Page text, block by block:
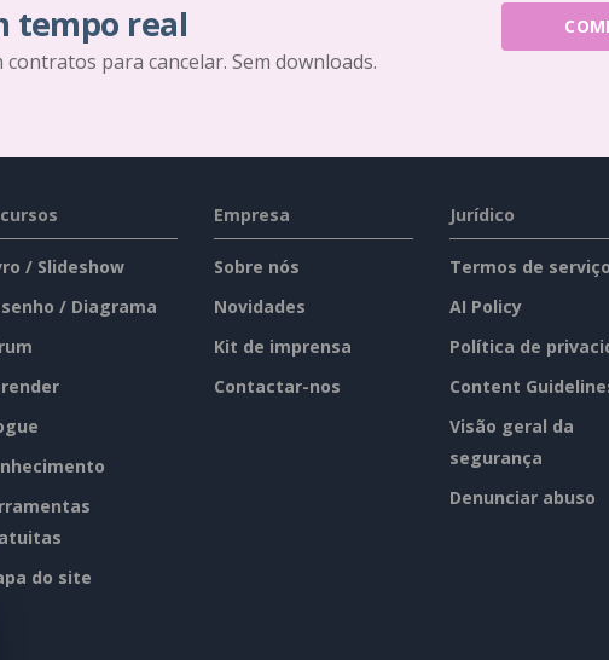
tempo real
para cancelar. Sem downloads.
/ Slideshow
/ Diagrama
do site
Empresa
Sobre nós
Novidades
Kit de imprensa
Contactar-nos
Jurídico
Termos de serviço
AI Policy
Política de
Content
Visão geral da
segurança
Denunciar abuso